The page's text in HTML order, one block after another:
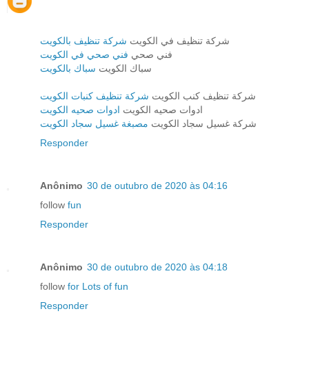
شركة تنظيف في الكويت شركة تنظيف بالكويت
فني صحي فني صحي في الكويت
سباك الكويت سباك بالكويت
شركة تنظيف كنب الكويت شركة تنظيف كنبات الكويت
ادوات صحيه الكويت ادوات صحيه الكويت
شركة غسيل سجاد الكويت مصبغة غسيل سجاد الكويت
Responder
Anônimo 30 de outubro de 2020 às 04:16
follow fun
Responder
Anônimo 30 de outubro de 2020 às 04:18
follow for Lots of fun
Responder